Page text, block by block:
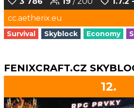
cc.aetherix.eu
Survival Skyblock Economy
FENIXCRAFT.CZ
12.